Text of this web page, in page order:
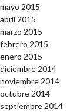
mayo 2015
abril 2015
marzo 2015
febrero 2015
enero 2015
diciembre 2014
noviembre 2014
octubre 2014
septiembre 2014